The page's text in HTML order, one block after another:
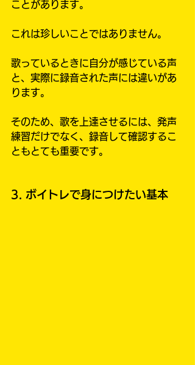
ことがあります。
これは珍しいことではありません。
歌っているときに自分が感じている声
と、実際に録音された声には違いがあ
ります。
そのため、歌を上達させるには、発声
練習だけでなく、録音して確認するこ
ともとても重要です。
3. ボイトレで身につけたい基本